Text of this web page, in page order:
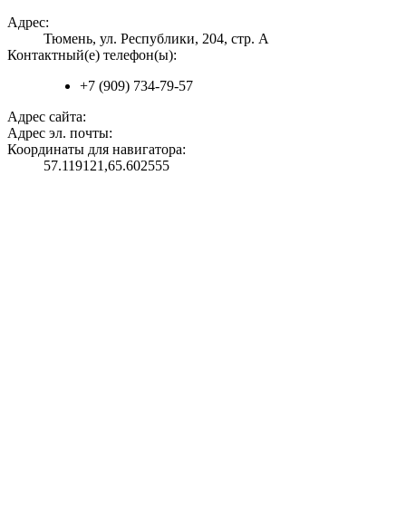
Адрес:
Тюмень, ул. Республики, 204, стр. А
Контактный(е) телефон(ы):
+7 (909) 734-79-57
Адрес сайта:
Адрес эл. почты:
Координаты для навигатора:
57.119121,65.602555